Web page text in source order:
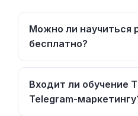
Можно ли научиться
бесплатно?
Входит ли обучение
Telegram-